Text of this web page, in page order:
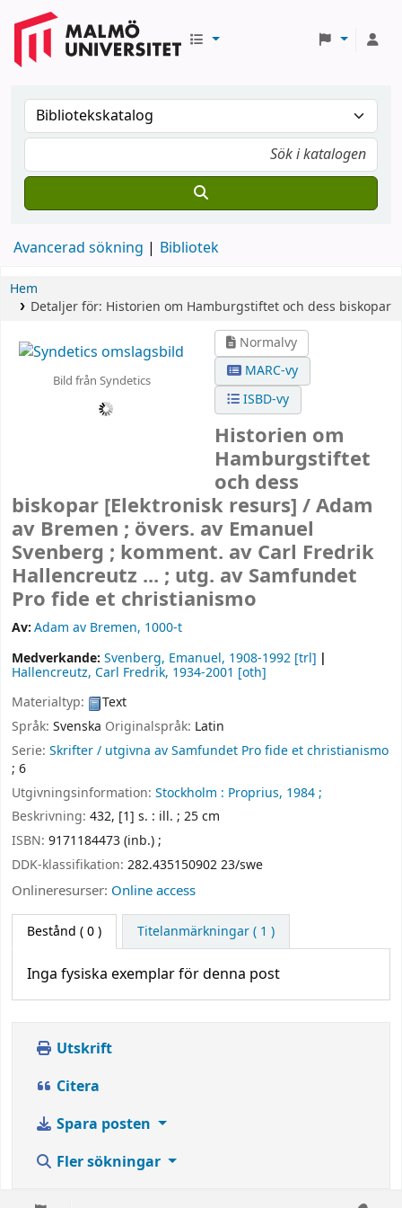
Avancerad sökning Bibliotek
Hem
Detaljer för: Historien om Hamburgstiftet och dess biskopar
Bild från Syndetics
Normalvy
MARC-vy
ISBD-vy
Historien om
Hamburgstiftet
och dess
biskopar [Elektronisk resurs] /Adam
av Bremen ; övers. av Emanuel
Svenberg ; komment. av Carl Fredrik
Hallencreutz ... ; utg. av Samfundet
Pro fide et christianismo
Av:Adam av Bremen, 1000-t
Medverkande: Svenberg, Emanuel, 1908-1992 [trl]
Hallencreutz, Carl Fredrik, 1934-2001 [oth]
Materialtyp:
Text
Språk: Svenska Originalspråk: Latin
Serie: Skrifter / utgivna av Samfundet Pro fide et christianismo
; 6
Utgivningsinformation: Stockholm : Proprius, 1984 ;
Beskrivning: 432, [1] s. : ill. ; 25 cm
ISBN: 9171184473 (inb.) ;
DDK-klassifikation: 282.435150902 23/swe
Onlineresurser: Online access
Bestånd ( 0 ) Titelanmärkningar ( 1 )
Inga fysiska exemplar för denna post
Utskrift
Citera
Spara posten
Fler sökningar